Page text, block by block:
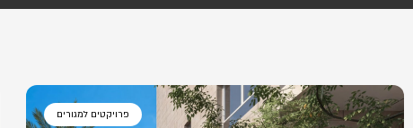
פרויקטים למגורים